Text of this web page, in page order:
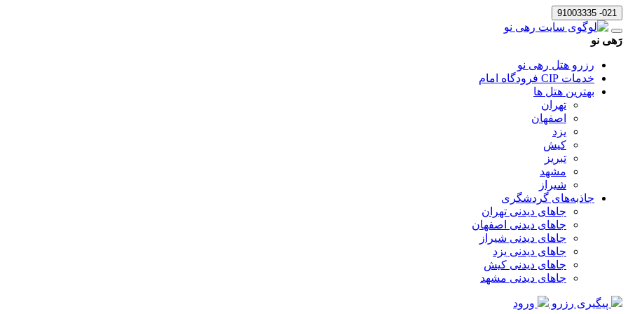
021- 91003335
رَهی نو
رزرو هتل رهی نو
خدمات CIP فرودگاه امام
بهترین هتل ها
تهران
اصفهان
یزد
کیش
تبریز
مشهد
شیراز
جاذبه‌های گردشگری
جاهای دیدنی تهران
جاهای دیدنی اصفهان
جاهای دیدنی شیراز
جاهای دیدنی یزد
جاهای دیدنی کیش
جاهای دیدنی مشهد
پیگیری رزرو ورود